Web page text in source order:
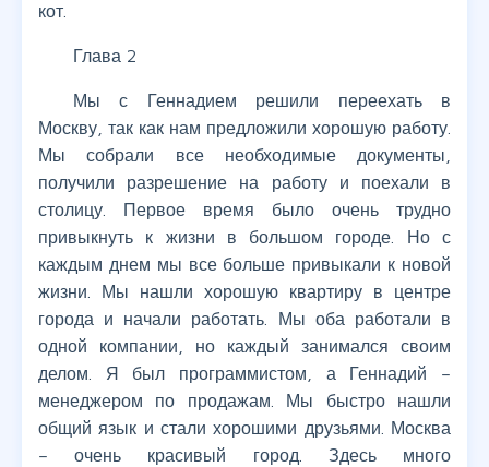
кот.
Глава 2
Мы с Геннадием решили переехать в
Москву, так как нам предложили хорошую работу.
Мы собрали все необходимые документы,
получили разрешение на работу и поехали в
столицу. Первое время было очень трудно
привыкнуть к жизни в большом городе. Но с
каждым днем мы все больше привыкали к новой
жизни. Мы нашли хорошую квартиру в центре
города и начали работать. Мы оба работали в
одной компании, но каждый занимался своим
делом. Я был программистом, а Геннадий –
менеджером по продажам. Мы быстро нашли
общий язык и стали хорошими друзьями. Москва
– очень красивый город. Здесь много